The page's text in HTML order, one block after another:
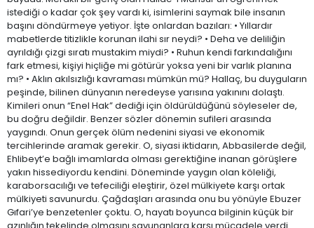
istediği o kadar çok şey vardı ki, isimlerini saymak bile insanın
başını döndürmeye yetiyor. İşte onlardan bazıları: • Yıllardır
mabetlerde titizlikle korunan ilahi sır neydi? • Deha ve deliliğin
ayrıldığı çizgi sıratı mustakim miydi? • Ruhun kendi farkındalığını
fark etmesi, kişiyi hiçliğe mi götürür yoksa yeni bir varlık planına
mı? • Aklın akılsızlığı kavraması mümkün mü? Hallaç, bu duyguların
peşinde, bilinen dünyanın neredeyse yarısına yakınını dolaştı.
Kimileri onun “Enel Hak” dediği için öldürüldüğünü söyleseler de,
bu doğru değildir. Benzer sözler dönemin sufileri arasında
yaygındı. Onun gerçek ölüm nedenini siyasi ve ekonomik
tercihlerinde aramak gerekir. O, siyasi iktidarın, Abbasilerde değil,
Ehlibeyt’e bağlı imamlarda olması gerektiğine inanan görüşlere
yakın hissediyordu kendini. Döneminde yaygın olan köleliği,
karaborsacılığı ve tefeciliği eleştirir, özel mülkiyete karşı ortak
mülkiyeti savunurdu. Çağdaşları arasında onu bu yönüyle Ebuzer
Gıfari’ye benzetenler çoktu. O, hayatı boyunca bilginin küçük bir